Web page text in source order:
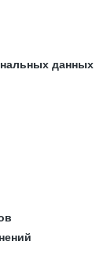
данных